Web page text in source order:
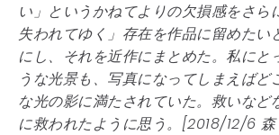
い」というかねてよりの欠損感をさら
失われてゆく」存在を作品に留めたい
にし、それを近作にまとめた。私にと
うな光景も、写真になってしまえばど
な光の影に満たされていた。救いなど
に救われたように思う。[2018/12/6